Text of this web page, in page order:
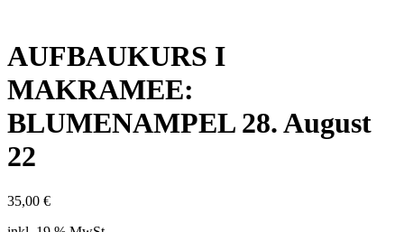
AUFBAUKURS I
MAKRAMEE:
BLUMENAMPEL 28. August
22
35,00 €